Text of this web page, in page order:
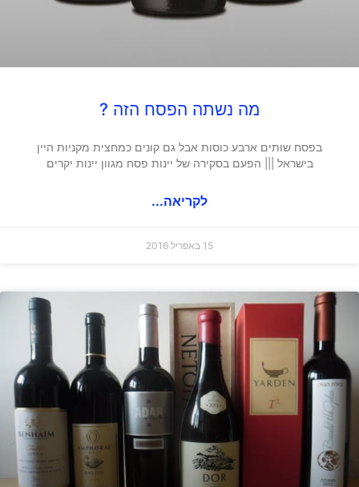
מה נשתה הפסח הזה ?
בפסח שותים ארבע כוסות אבל גם קונים כמחצית מקניות היין
בישראל ||| הפעם בסקירה של יינות פסח מגוון יינות יקרים
לקריאה...
15 באפריל 2016